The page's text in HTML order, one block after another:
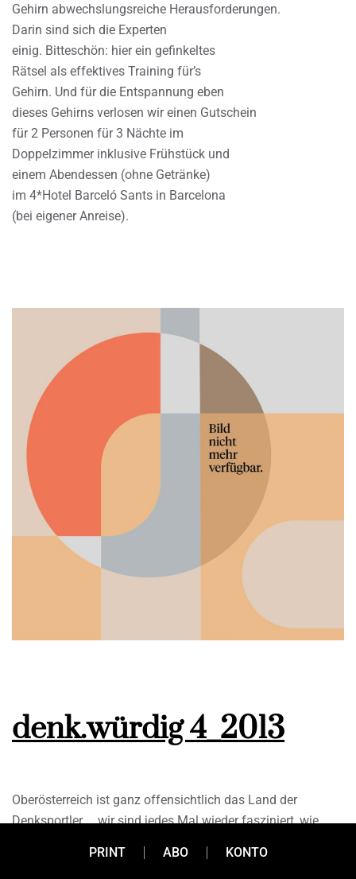
Gehirn abwechslungsreiche Herausforderungen.
Darin sind sich die Experten
einig. Bitteschön: hier ein gefinkeltes
Rätsel als effektives Training für’s
Gehirn. Und für die Entspannung eben
dieses Gehirns verlosen wir einen Gutschein
für 2 Personen für 3 Nächte im
Doppelzimmer inklusive Frühstück und
einem Abendessen (ohne Getränke)
im 4*Hotel Barceló Sants in Barcelona
(bei eigener Anreise).
denk.würdig 4_2013
Oberösterreich ist ganz offensichtlich das Land der
Denksportler … wir sind jedes Mal wieder fasziniert, wie
Das gehört natürlich belohnt: Unter allen Einsendungen
PRINT ABO KONTO